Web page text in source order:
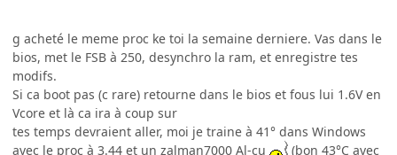
g acheté le meme proc ke toi la semaine derniere. Vas dans le
bios, met le FSB à 250, desynchro la ram, et enregistre tes
modifs.
Si ca boot pas (c rare) retourne dans le bios et fous lui 1.6V en
Vcore et là ca ira à coup sur
tes temps devraient aller, moi je traine à 41° dans Windows
avec le proc à 3.44 et un zalman7000 Al-cu
(bon 43°C avec